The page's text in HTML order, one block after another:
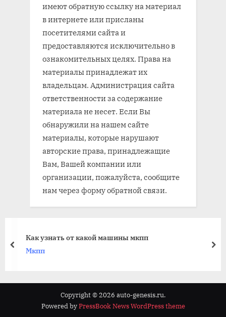
имеют обратную ссылку на материал
в интернете или присланы
посетителями сайта и
предоставляются исключительно в
ознакомительных целях. Права на
материалы принадлежат их
владельцам. Администрация сайта
ответственности за содержание
материала не несет. Если Вы
обнаружили на нашем сайте
материалы, которые нарушают
авторские права, принадлежащие
Вам, Вашей компании или
организации, пожалуйста, сообщите
нам через форму обратной связи.
Как узнать от какой машины мкпп
Мкпп
prev
Copyright © 2026 auto-genesis.ru.
Powered byPressBook News WordPress theme